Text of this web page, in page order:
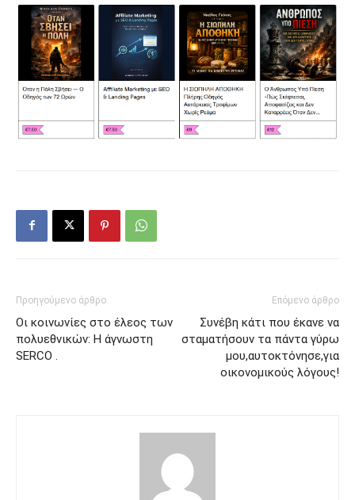
Προηγούμενο άρθρο
Oι κοινωνίες στο έλεος των
πολυεθνικών: Η άγνωστη
SERCO .
Επόμενο άρθρο
Συνέβη κάτι που έκανε να
σταματήσουν τα πάντα γύρω
μου,αυτοκτόνησε,για
οικονομικούς λόγους!